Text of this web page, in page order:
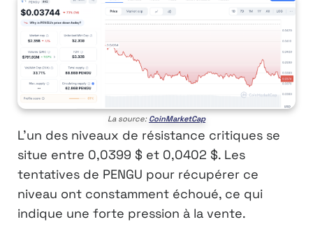
La source: CoinMarketCap
L’un des niveaux de résistance critiques se
situe entre 0,0399 $ et 0,0402 $. Les
tentatives de PENGU pour récupérer ce
niveau ont constamment échoué, ce qui
indique une forte pression à la vente.